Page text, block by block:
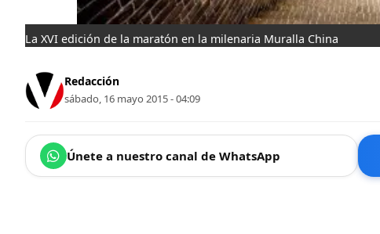
La XVI edición de la maratón en la milenaria Muralla China
Redacción
sábado, 16 mayo 2015 - 04:09
Únete a nuestro canal de WhatsApp